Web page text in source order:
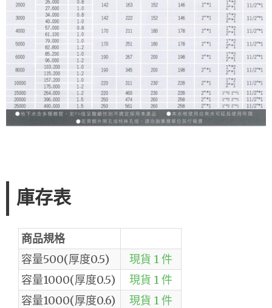
庫存表
商品規格
容量500(厚度0.5)
現貨 1 件
容量1000(厚度0.5)
現貨 1 件
容量1000(厚度0.6)
現貨 1 件